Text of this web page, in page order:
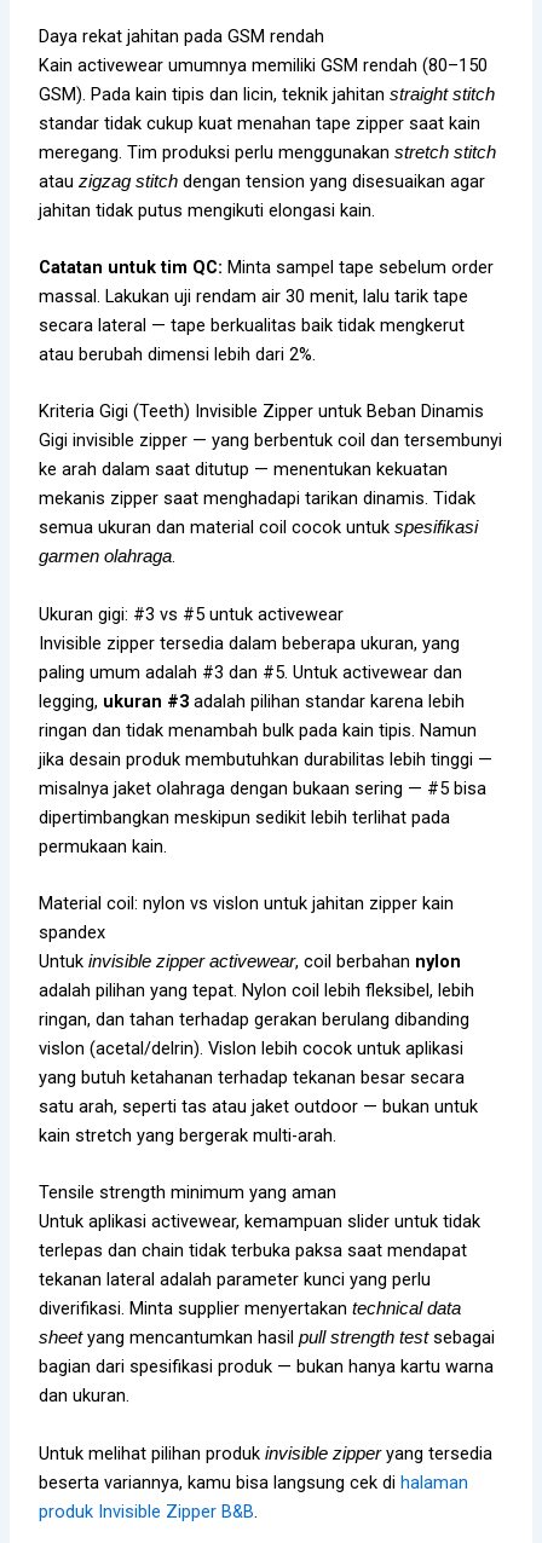
Daya rekat jahitan pada GSM rendah
Kain activewear umumnya memiliki GSM rendah (80–150
GSM). Pada kain tipis dan licin, teknik jahitanstraight stitch
standar tidak cukup kuat menahan tape zipper saat kain
meregang. Tim produksi perlu menggunakanstretch stitch
atauzigzag stitch dengan tension yang disesuaikan agar
jahitan tidak putus mengikuti elongasi kain.
Catatan untuk tim QC: Minta sampel tape sebelum order
massal. Lakukan uji rendam air 30 menit, lalu tarik tape
secara lateral — tape berkualitas baik tidak mengkerut
atau berubah dimensi lebih dari 2%.
Kriteria Gigi (Teeth) Invisible Zipper untuk Beban Dinamis
Gigi invisible zipper — yang berbentuk coil dan tersembunyi
ke arah dalam saat ditutup — menentukan kekuatan
mekanis zipper saat menghadapi tarikan dinamis. Tidak
semua ukuran dan material coil cocok untukspesifikasi
garmen olahraga.
Ukuran gigi: #3 vs #5 untuk activewear
Invisible zipper tersedia dalam beberapa ukuran, yang
paling umum adalah #3 dan #5. Untuk activewear dan
legging, ukuran #3 adalah pilihan standar karena lebih
ringan dan tidak menambah bulk pada kain tipis. Namun
jika desain produk membutuhkan durabilitas lebih tinggi —
misalnya jaket olahraga dengan bukaan sering — #5 bisa
dipertimbangkan meskipun sedikit lebih terlihat pada
permukaan kain.
Material coil: nylon vs vislon untuk jahitan zipper kain
spandex
Untukinvisible zipper activewear, coil berbahan nylon
adalah pilihan yang tepat. Nylon coil lebih fleksibel, lebih
ringan, dan tahan terhadap gerakan berulang dibanding
vislon (acetal/delrin). Vislon lebih cocok untuk aplikasi
yang butuh ketahanan terhadap tekanan besar secara
satu arah, seperti tas atau jaket outdoor — bukan untuk
kain stretch yang bergerak multi-arah.
Tensile strength minimum yang aman
Untuk aplikasi activewear, kemampuan slider untuk tidak
terlepas dan chain tidak terbuka paksa saat mendapat
tekanan lateral adalah parameter kunci yang perlu
diverifikasi. Minta supplier menyertakantechnical data
sheetyang mencantumkan hasilpull strength testsebagai
bagian dari spesifikasi produk — bukan hanya kartu warna
dan ukuran.
Untuk melihat pilihan produkinvisible zipperyang tersedia
beserta variannya, kamu bisa langsung cek dihalaman
produk Invisible Zipper B&B